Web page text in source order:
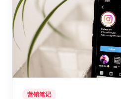
营销笔记